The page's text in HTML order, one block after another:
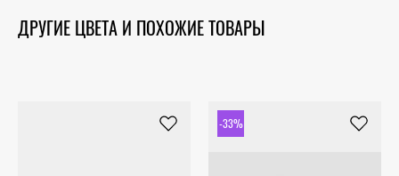
ДРУГИЕ ЦВЕТА И ПОХОЖИЕ ТОВАРЫ
-33%